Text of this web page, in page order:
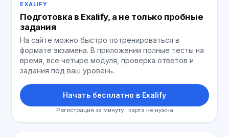
EXALIFY
Подготовка в Exalify, а не только пробные
задания
На сайте можно быстро потренироваться в
формате экзамена. В приложении полные тесты на
время, все четыре модуля, проверка ответов и
задания под ваш уровень.
Начать бесплатно в Exalify
Регистрация за минуту · карта не нужна